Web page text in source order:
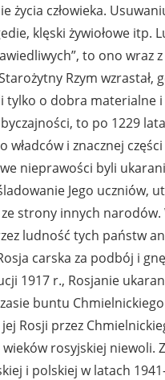
życia człowieka.
klęski żywiołowe itp.
to ono wraz
Rzym wzrastał,
o dobra materialne i
to po 1229
władców i znacznej
nieprawości byli
Jego uczniów,
strony innych
ludność tych państw
carska za podbój i
1917 r., Rosjanie
buntu
Rosji przez
rosyjskiej niewoli.
i polskiej w latach